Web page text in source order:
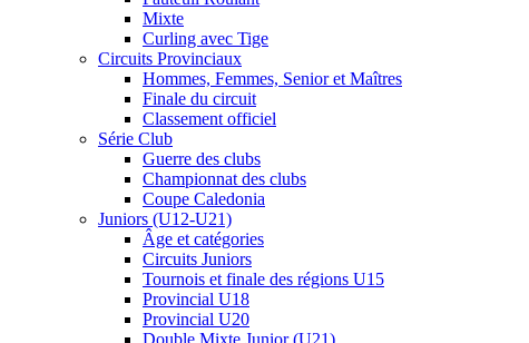
Mixte
Curling avec Tige
Circuits Provinciaux
Hommes, Femmes, Senior et Maîtres
Finale du circuit
Classement officiel
Série Club
Guerre des clubs
Championnat des clubs
Coupe Caledonia
Juniors (U12-U21)
Âge et catégories
Circuits Juniors
Tournois et finale des régions U15
Provincial U18
Provincial U20
Double Mixte Junior (U21)